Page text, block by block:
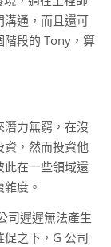
溝通，而且還可
階段的 Tony，算
潛力無窮，在沒
資，然而投資他
此在一些領域還
度。
司遲遲無法產生
之下，G 公司